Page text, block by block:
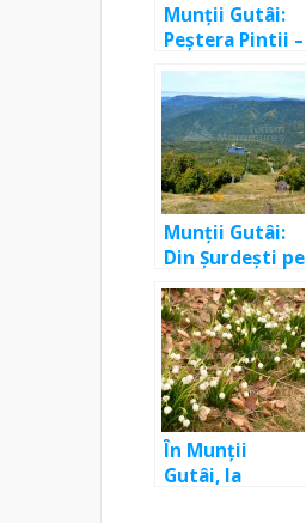
Munții Gutâi:
Peștera Pintii –
Secătura –
Creasta
Cocoșului –
Tăurile
Chendroaiei
Munții Gutâi:
Din Șurdești pe
vârful Mogoșa
În Munții
Gutâi, la